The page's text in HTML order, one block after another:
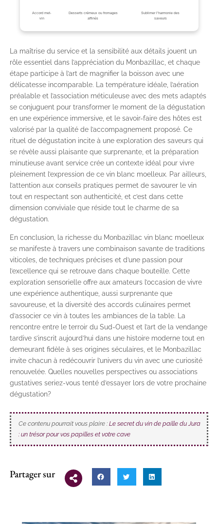
Accord met-
vin
Desserts crémeux ou fromages
affinés
Sublimer l’harmonie des
saveurs
La maîtrise du service et la sensibilité aux détails jouent un
rôle essentiel dans l’appréciation du Monbazillac, et chaque
étape participe à l’art de magnifier la boisson avec une
délicatesse incomparable. La température idéale, l’aération
préalable et l’association méticuleuse avec des mets adaptés
se conjuguent pour transformer le moment de la dégustation
en une expérience immersive, et le savoir-faire des hôtes est
valorisé par la qualité de l’accompagnement proposé. Ce
rituel de dégustation incite à une exploration des saveurs qui
se révèle aussi plaisante que surprenante, et la préparation
minutieuse avant service crée un contexte idéal pour vivre
pleinement l’expression de ce vin blanc moelleux. Par ailleurs,
l’attention aux conseils pratiques permet de savourer le vin
tout en respectant son authenticité, et c’est dans cette
dimension conviviale que réside tout le charme de sa
dégustation.
En conclusion, la richesse du Monbazillac vin blanc moelleux
se manifeste à travers une combinaison savante de traditions
viticoles, de techniques précises et d’une passion pour
l’excellence qui se retrouve dans chaque bouteille. Cette
exploration sensorielle offre aux amateurs l’occasion de vivre
une expérience authentique, aussi surprenante que
savoureuse, et la diversité des accords culinaires permet
d’associer ce vin à toutes les ambiances de la table. La
rencontre entre le terroir du Sud-Ouest et l’art de la vendange
tardive s’inscrit aujourd’hui dans une histoire moderne tout en
demeurant fidèle à ses origines séculaires, et le Monbazillac
invite chacun à redécouvrir l’univers du vin avec une curiosité
renouvelée. Quelles nouvelles perspectives ou associations
gustatives seriez-vous tenté d’essayer lors de votre prochaine
dégustation?
Ce contenu pourrait vous plaire : Le secret du vin de paille du Jura
: un trésor pour vos papilles et votre cave
Partager sur